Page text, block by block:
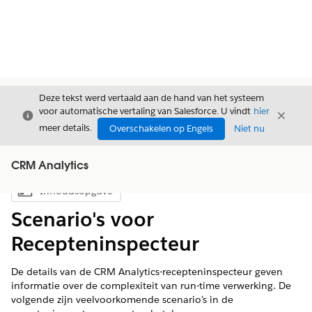
Sluiten
Deze tekst werd vertaald aan de hand van het systeem
voor automatische vertaling van Salesforce. U vindt hier
meer details.
Overschakelen op Engels Niet nu
Sluiten
CRM Analytics
Inhoudsopgave weergeven
Inhoudsopgave
Scenario's voor
Recepteninspecteur
De details van de CRM Analytics-recepteninspecteur geven
informatie over de complexiteit van run-time verwerking. De
volgende zijn veelvoorkomende scenario's in de